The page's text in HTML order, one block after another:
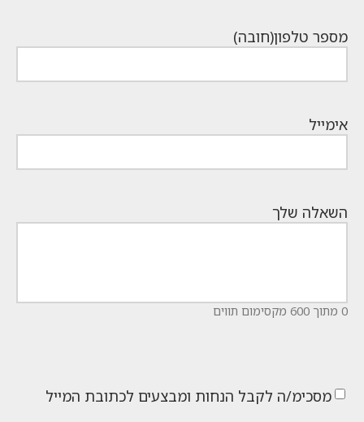
מספר טלפון(חובה)
אימייל
השאלה שלך
0 מתוך 600 מקסימום תווים
מסכימ/ה לקבל הנחות ומבצעים לכתובת המייל